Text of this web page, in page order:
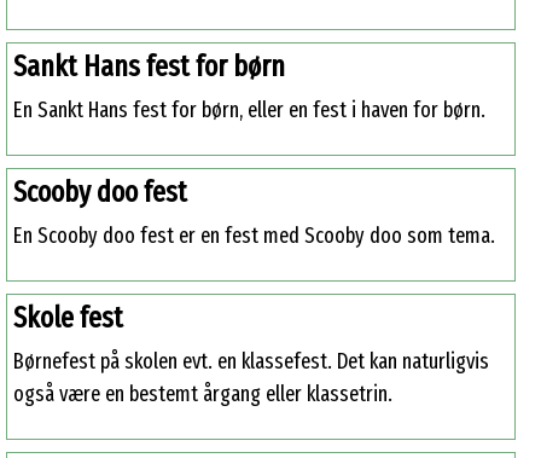
Sankt Hans fest for børn
En Sankt Hans fest for børn, eller en fest i haven for børn.
Scooby doo fest
En Scooby doo fest er en fest med Scooby doo som tema.
Skole fest
Børnefest på skolen evt. en klassefest. Det kan naturligvis
også være en bestemt årgang eller klassetrin.